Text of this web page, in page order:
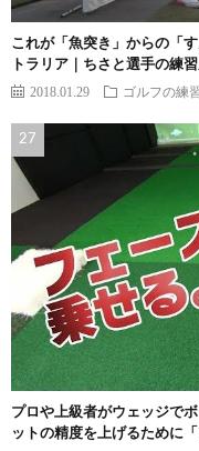
これが「魚突き」からの「
トラリア｜ちさと選手の練
2018.01.29 ゴルフの練
プロや上級者がウェッジで
ットの精度を上げるために